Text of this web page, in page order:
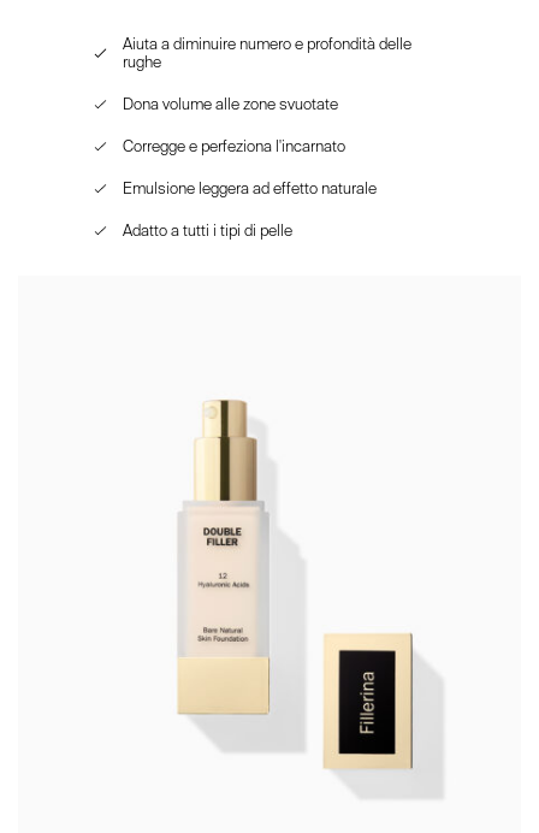
Aiuta a diminuire numero e profondità delle
rughe
Dona volume alle zone svuotate
Corregge e perfeziona l'incarnato
Emulsione leggera ad effetto naturale
Adatto a tutti i tipi di pelle